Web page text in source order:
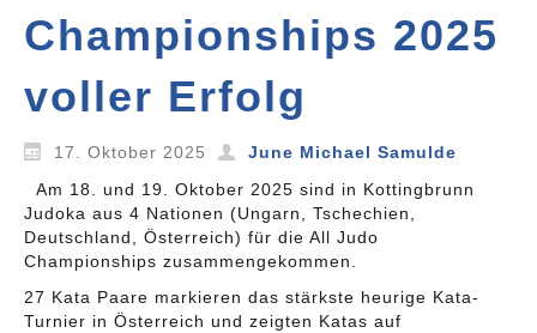
Championships 2025
voller Erfolg
17. Oktober 2025
June Michael Samulde
Am 18. und 19. Oktober 2025 sind in Kottingbrunn
Judoka aus 4 Nationen (Ungarn, Tschechien,
Deutschland, Österreich) für die All Judo
Championships zusammengekommen.
27 Kata Paare markieren das stärkste heurige Kata-
Turnier in Österreich und zeigten Katas auf